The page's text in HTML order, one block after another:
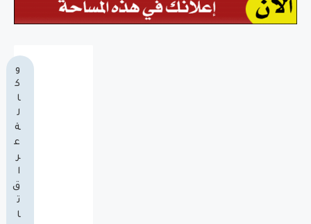
و
ك
ا
ل
ة
ع
ر
ا
ق
ت
ا